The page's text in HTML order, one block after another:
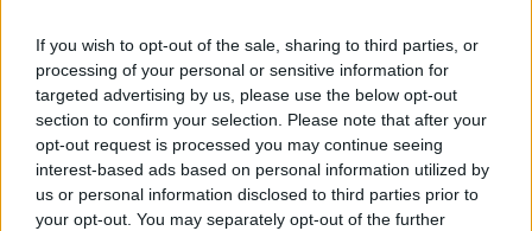
If you wish to opt-out of the sale, sharing to third parties, or
processing of your personal or sensitive information for
targeted advertising by us, please use the below opt-out
section to confirm your selection. Please note that after your
opt-out request is processed you may continue seeing
interest-based ads based on personal information utilized by
us or personal information disclosed to third parties prior to
your opt-out. You may separately opt-out of the further